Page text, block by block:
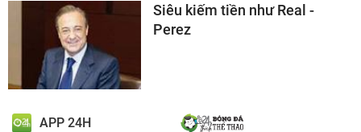
Siêu kiếm tiền như Real -
Perez
APP 24H